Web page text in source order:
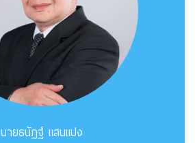
นายธนัฏฐ์ แสนแปง